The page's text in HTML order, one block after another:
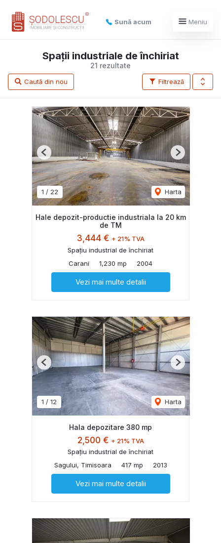
Sună acum Meniu
21 rezultate
Spații industriale de închiriat
Filtrează
Caută din nou
1 / 22 Harta
Previous Next
Hale depozit-productie industriala la 20 km
de TM
3,444 € + 21% TVA
Spațiu industrial de închiriat
Carani
1,230 mp 2004
Vezi mai multe detalii
1 / 12 Harta
Previous Next
Hala depozitare 380 mp
2,500 € + 21% TVA
Spațiu industrial de închiriat
Sagului, Timisoara
417 mp 2013
Vezi mai multe detalii